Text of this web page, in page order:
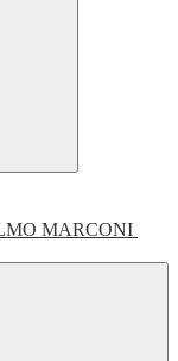
MARCONI